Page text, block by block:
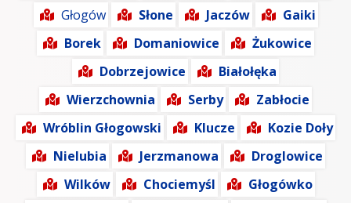
Głogów
Słone Jaczów
Gaiki
Borek
Domaniowice
Żukowice
Dobrzejowice
Białołęka
Wierzchownia
Serby
Zabłocie
Wróblin Głogowski
Klucze
Kozie Doły
Nielubia
Jerzmanowa
Droglowice
Wilków
Chociemyśl
Głogówko